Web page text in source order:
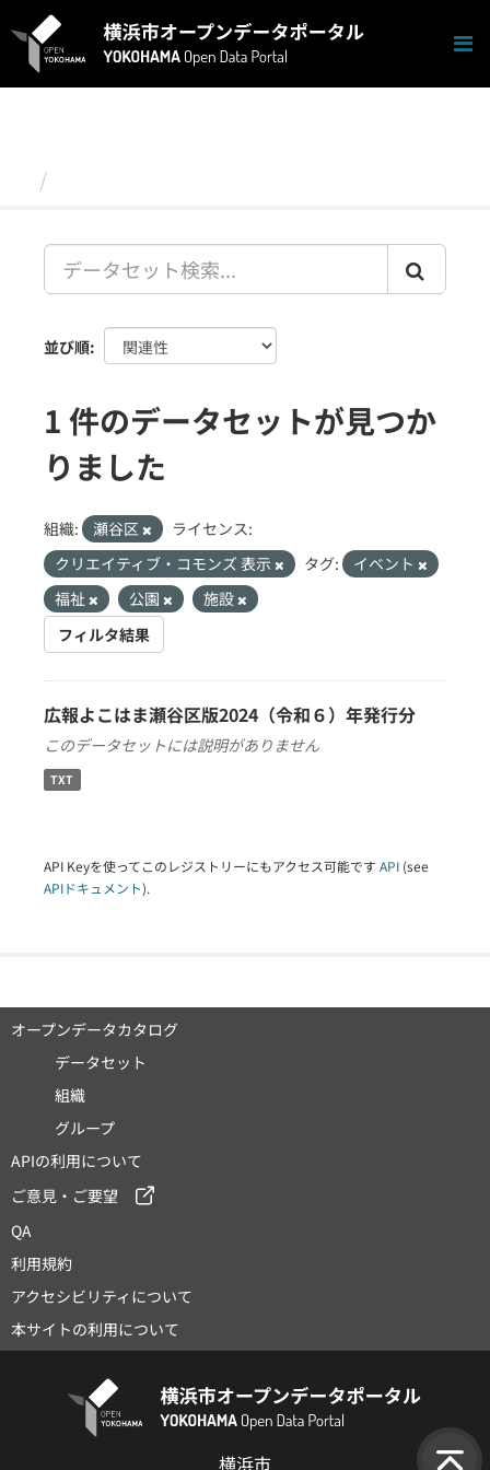
キ
並び順
1 件のデータセットが見つか
りました
組織: 瀬谷区
ライセンス:
クリエイティブ・コモンズ 表示
タグ:
イベント
福祉
公園
施設
フィルタ結果
広報よこはま瀬谷区版2024（令和６）年発行分
このデータセットには説明がありません
TXT
API Keyを使ってこのレジストリーにもアクセス可能です API (see
APIドキュメント).
オープンデータカタログ
データセット
組織
グループ
APIの利用について
ご意見・ご要望
QA
利用規約
アクセシビリティについて
本サイトの利用について
横浜市